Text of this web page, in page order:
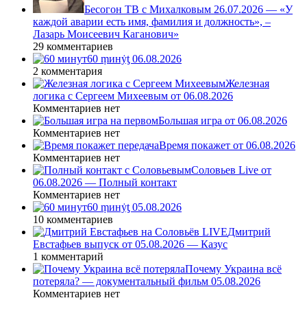
Бесогон ТВ с Михалковым 26.07.2026 — «У
каждой аварии есть имя, фамилия и должность», –
Лазарь Моисеевич Каганович»
29 комментариев
60 ṃинẏƫ 06.08.2026
2 комментария
Железная
логика с Сергеем Михеевым от 06.08.2026
Комментариев нет
Большая игра от 06.08.2026
Комментариев нет
Время покажет от 06.08.2026
Комментариев нет
Соловьев Live от
06.08.2026 — Полный контакт
Комментариев нет
60 ṃинẏƫ 05.08.2026
10 комментариев
Дмитрий
Евстафьев выпуск от 05.08.2026 — Казус
1 комментарий
Почему Украина всё
потеряла? — документальный фильм 05.08.2026
Комментариев нет